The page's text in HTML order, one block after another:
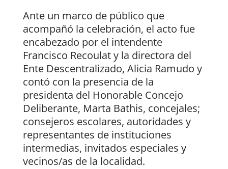
Ante un marco de público que
acompañó la celebración, el acto fue
encabezado por el intendente
Francisco Recoulat y la directora del
Ente Descentralizado, Alicia Ramudo y
contó con la presencia de la
presidenta del Honorable Concejo
Deliberante, Marta Bathis, concejales;
consejeros escolares, autoridades y
representantes de instituciones
intermedias, invitados especiales y
vecinos/as de la localidad.